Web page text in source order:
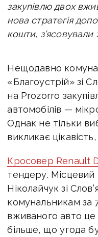
закупівлю двох
нова стратегія
кошти,
Нещодавно
«Благоустрій» зі
на Prozorro
автомобілів —
Однак не тільки
викликає
Кросовер Renault
тендеру.
Ніколайчук зі
комунальникам за
вживаного авто
більше, що угода